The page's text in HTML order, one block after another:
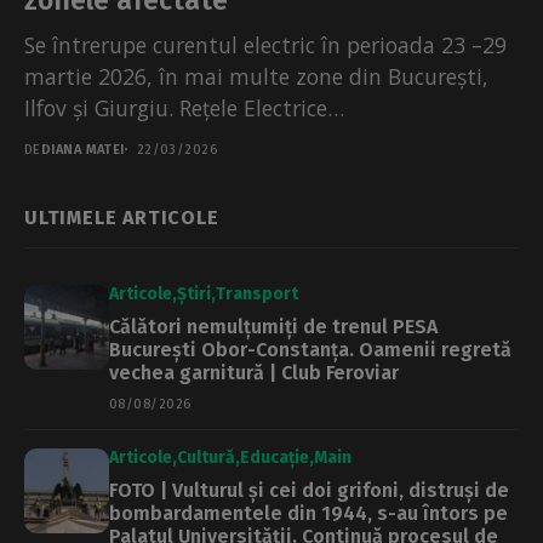
Se întrerupe curentul electric în perioada 23 –29
martie 2026, în mai multe zone din București,
Ilfov și Giurgiu. Rețele Electrice
Muntenia precizează că...
DE DIANA MATEI 22/03/2026
ULTIMELE ARTICOLE
Articole Știri Transport
Călători nemulțumiți de trenul PESA
București Obor-Constanța. Oamenii regretă
vechea garnitură | Club Feroviar
08/08/2026
Articole Cultură Educație Main
FOTO | Vulturul și cei doi grifoni, distruși de
bombardamentele din 1944, s-au întors pe
Palatul Universității. Continuă procesul de